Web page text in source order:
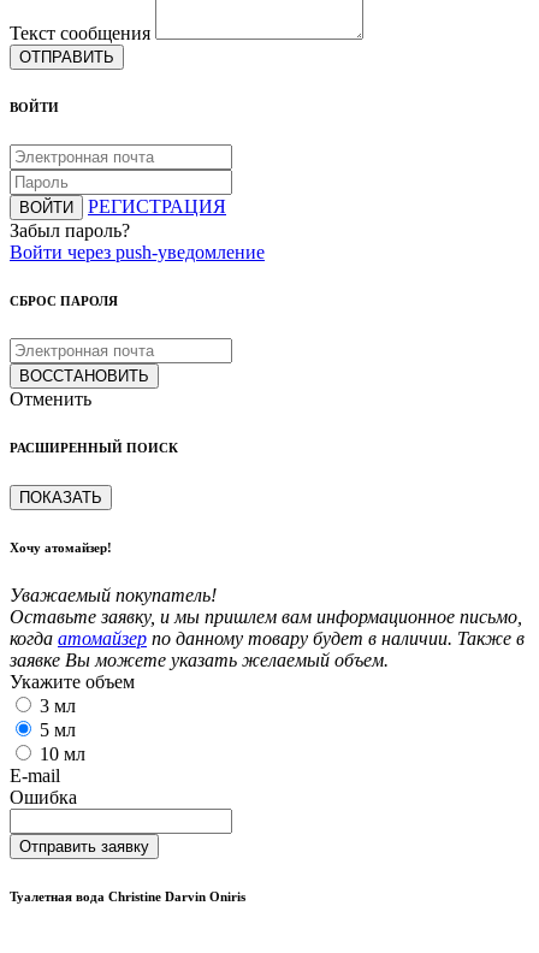
Текст сообщения
ОТПРАВИТЬ
ВОЙТИ
ВОЙТИ
РЕГИСТРАЦИЯ
Забыл пароль?
Войти через push-уведомление
СБРОС ПАРОЛЯ
ВОССТАНОВИТЬ
Отменить
РАСШИРЕННЫЙ ПОИСК
ПОКАЗАТЬ
Хочу атомайзер!
Уважаемый покупатель!
Оставьте заявку, и мы пришлем вам информационное письмо,
когда атомайзер по данному товару будет в наличии. Также в
заявке Вы можете указать желаемый объем.
Укажите объем
3 мл
5 мл
10 мл
E-mail
Ошибка
Отправить заявку
Туалетная вода Christine Darvin Oniris